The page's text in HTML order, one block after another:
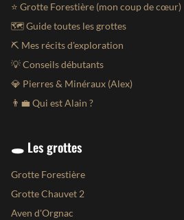
⭐ Grotte Forestière (mon coup de cœur)
🗺️ Guide toutes les grottes
⛏️ Mes récits d'exploration
💡 Conseils débutants
💎 Pierres & Minéraux (Alex)
👨‍💼 Qui est Alain ?
🕳️ Les grottes
Grotte Forestière
Grotte Chauvet 2
Aven d'Orgnac